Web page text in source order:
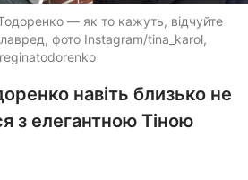
Тодоренко — як то кажуть, відчуйте
фото Instagram/tina_karol,
reginatodorenko
навіть близько не
з елегантною Тіною